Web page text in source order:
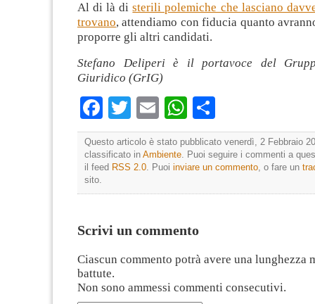
Al di là disterili polemiche che lasciano
trovano, attendiamo con fiducia quanto
proporre gli altri candidati.
Stefano Deliperi è il portavoce del
Giuridico (GrIG)
Facebook
TwitterEmailWhatsApp
Questo articolo è stato pubblicato venerdì, 2 Febbraio
classificato in Ambiente . Puoi seguire i commenti a
il feed RSS 2.0 . Puoi inviare un commento , o fare un
sito.
Scrivi un commento
Ciascun commento potrà avere una lunghezza
battute.
Non sono ammessi commenti consecutivi.